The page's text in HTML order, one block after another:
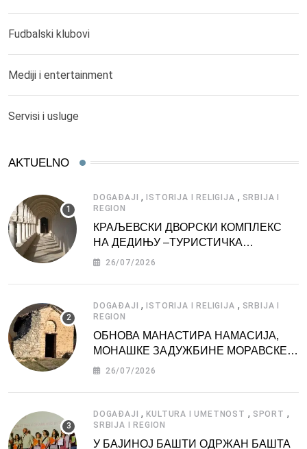
Fudbalski klubovi
Mediji i entertainment
Servisi i usluge
AKTUELNO
DOGAĐAJI ,ISTORIJA I RELIGIJA , SRBIJA I
REGION
КРАЉЕВСКИ ДВОРСКИ КОМПЛЕКС
НА ДЕДИЊУ –ТУРИСТИЧКА
АТРАКЦИЈА
26/07/2026
DOGAĐAJI ,ISTORIJA I RELIGIJA , SRBIJA I
REGION
ОБНОВА МАНАСТИРА НАМАСИЈА,
МОНАШКЕ ЗАДУЖБИНЕ МОРАВСКЕ
СРБИЈЕ
26/07/2026
DOGAĐAJI ,KULTURA I UMETNOST , SPORT ,
SRBIJA I REGION
У БАЈИНОЈ БАШТИ ОДРЖАН БАШТА